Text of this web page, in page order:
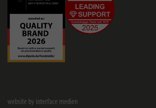
website by interface medien